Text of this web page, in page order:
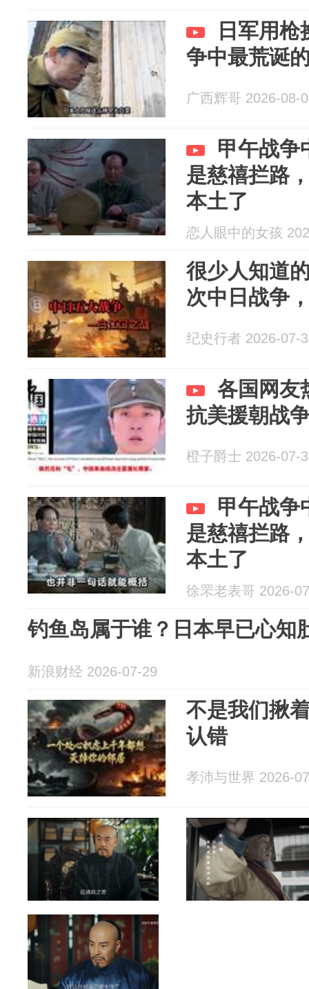
日军用
争中最荒诞
广西辉哥 2026-08-
甲午战争
是慈禧拦路
本土了
恋人眼中的女孩
很少人知道
次中日战争
纪史行者 2026-07-
各国网友
抗美援朝战
橙子爵士 2026-07-
甲午战争
是慈禧拦路
本土了
徐罘老表哥 2026-
钓鱼岛属于谁？日本早已心知
新浪财经 2026-07-29
不是我们揪
认错
孝沛与世界 2026-